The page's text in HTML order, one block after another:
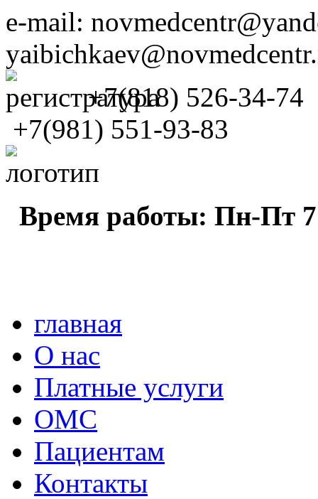
e-mail:
+7(818) 526-34-74
+7(981) 551-93-83
Время работы: Пн-
главная
О нас
Платные услуги
ОМС
Пациентам
Контакты